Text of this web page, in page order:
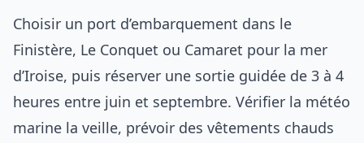
Choisir un port d’embarquement dans le
Finistère, Le Conquet ou Camaret pour la mer
d’Iroise, puis réserver une sortie guidée de 3 à 4
heures entre juin et septembre. Vérifier la météo
marine la veille, prévoir des vêtements chauds